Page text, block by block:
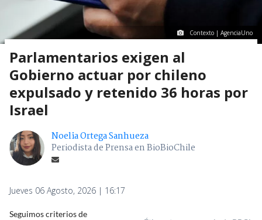
Contexto | AgenciaUno
Parlamentarios exigen al
Gobierno actuar por chileno
expulsado y retenido 36 horas por
Israel
Noelia Ortega Sanhueza
Periodista de Prensa en BioBioChile
Jueves 06 Agosto, 2026 | 16:17
Seguimos criterios de